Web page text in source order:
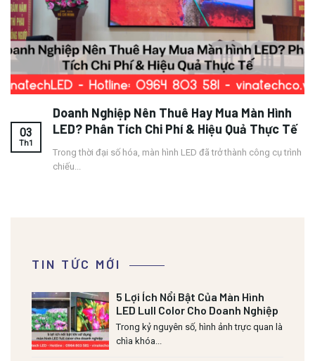
TIN TỨC MỚI
5 Lợi Ích Nổi Bật Của Màn Hình
LED Lull Color Cho Doanh Nghiệp
Trong kỷ nguyên số, hình ảnh trực quan là
chìa khóa...
Doanh Nghiệp Nên Thuê Hay Mua Màn Hình
LED? Phân Tích Chi Phí & Hiệu Quả Thực Tế
Trong thời đại số hóa, màn hình LED đã trở thành công cụ trình
chiếu...
03
Th1